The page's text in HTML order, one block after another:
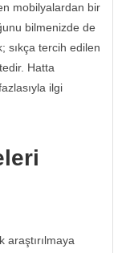
mobilyalardan bir
bilmenizde de
sıkça tercih edilen
Hatta
ilgi
araştırılmaya